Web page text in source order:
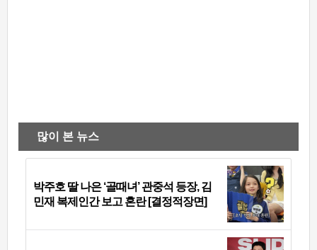
많이 본 뉴스
박주호 딸 나은 ‘골때녀’ 관중석 등장, 김
민재 복제인간 보고 혼란 [결정적장면]